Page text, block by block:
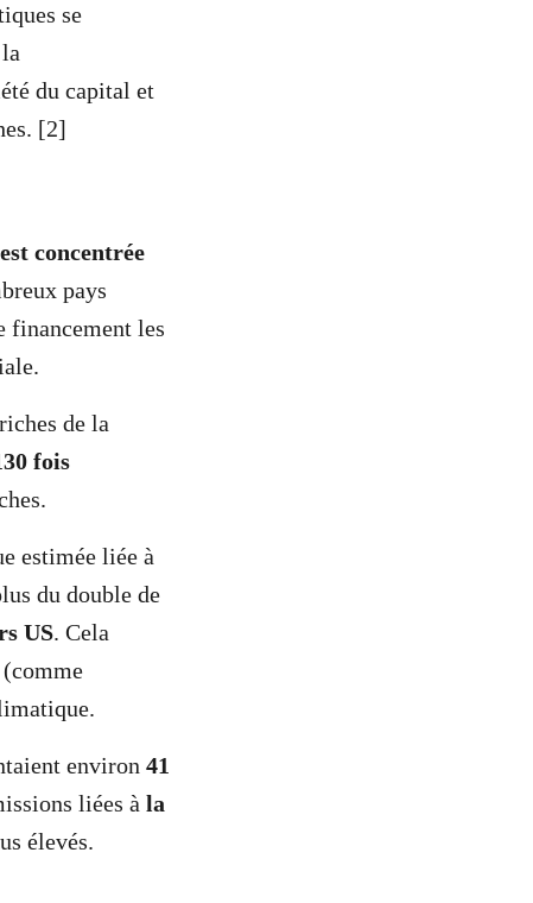
se
du capital et
[2]
concentrée
pays
financement les
de la
fois
estimée liée à
du double de
US. Cela
environ 41
liées à la
élevés.